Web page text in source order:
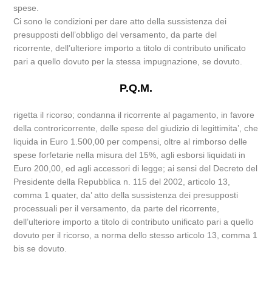
spese.
Ci sono le condizioni per dare atto della sussistenza dei
presupposti dell’obbligo del versamento, da parte del
ricorrente, dell’ulteriore importo a titolo di contributo unificato
pari a quello dovuto per la stessa impugnazione, se dovuto.
P.Q.M.
rigetta il ricorso; condanna il ricorrente al pagamento, in favore
della controricorrente, delle spese del giudizio di legittimita’, che
liquida in Euro 1.500,00 per compensi, oltre al rimborso delle
spese forfetarie nella misura del 15%, agli esborsi liquidati in
Euro 200,00, ed agli accessori di legge; ai sensi del Decreto del
Presidente della Repubblica n. 115 del 2002, articolo 13,
comma 1 quater, da’ atto della sussistenza dei presupposti
processuali per il versamento, da parte del ricorrente,
dell’ulteriore importo a titolo di contributo unificato pari a quello
dovuto per il ricorso, a norma dello stesso articolo 13, comma 1
bis se dovuto.